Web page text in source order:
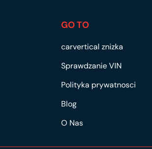
GO TO
carvertical znizka
Sprawdzanie VIN
Polityka prywatnosci
Blog
O Nas